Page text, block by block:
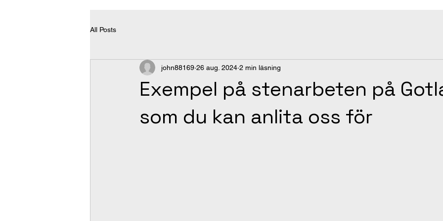
All Posts
Exempel på stenarbeten på
som du kan anlita oss för
john88169 26 aug. 2024 2 min läsning